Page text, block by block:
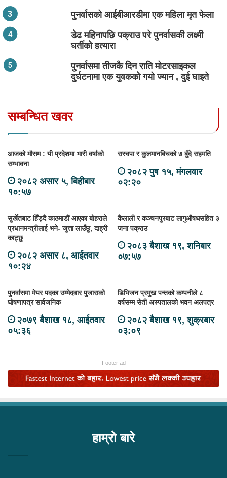
पुनर्वासको आईबीआरडीमा एक महिला मृत फेला
डेढ महिनापछि पक्राउ परे पुनर्वासकी लक्ष्मी
घर्तीको हत्यारा
पुनर्वासमा तीजकै दिन राति मोटरसाइकल
दुर्घटनामा एक युवकको गयो ज्यान , दुई घाइते
सम्बन्धित खवर
आजको मौसम : यी प्रदेशमा भारी वर्षाको
सम्भावना
२०८२ असार ५, बिहीबार
१०:५७
रास्वपा र कुलमानबिचको ७ बुँदे सहमति
२०८२ पुष १५, मंगलवार
०२:२०
सुर्खेतबाट हिँड्दै काठमाडौं आएका बोहराले
प्रधानमन्त्रीलाई भने- जुत्ता लाउँछु, दाह्री
काट्छु
२०८२ असार ८, आईतवार
१०:२४
कैलाली र कञ्चनपुरबाट लागुऔषधसहित ३
जना पक्राउ
२०८३ बैशाख १९, शनिबार
०७:५७
पुनर्वासमा मेयर पदका उम्मेदवार पुजाराको
घोषणापत्र सार्वजनिक
२०७९ बैशाख १८, आईतवार
०५:३६
डिभिजन प्रमुख पन्तको कम्पनीले ८
वर्षसम्म सेती अस्पतालको भवन अलपत्र
२०८२ बैशाख १९, शुक्रबार
०३:०९
Footer ad
हाम्रो बारे